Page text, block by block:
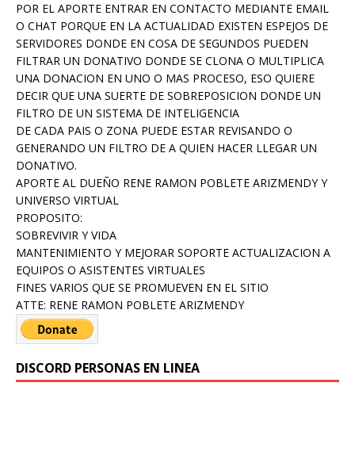
POR EL APORTE ENTRAR EN CONTACTO MEDIANTE EMAIL
O CHAT PORQUE EN LA ACTUALIDAD EXISTEN ESPEJOS DE
SERVIDORES DONDE EN COSA DE SEGUNDOS PUEDEN
FILTRAR UN DONATIVO DONDE SE CLONA O MULTIPLICA
UNA DONACION EN UNO O MAS PROCESO, ESO QUIERE
DECIR QUE UNA SUERTE DE SOBREPOSICION DONDE UN
FILTRO DE UN SISTEMA DE INTELIGENCIA
DE CADA PAIS O ZONA PUEDE ESTAR REVISANDO O
GENERANDO UN FILTRO DE A QUIEN HACER LLEGAR UN
DONATIVO.
APORTE AL DUEÑO RENE RAMON POBLETE ARIZMENDY Y
UNIVERSO VIRTUAL
PROPOSITO:
SOBREVIVIR Y VIDA
MANTENIMIENTO Y MEJORAR SOPORTE ACTUALIZACION A
EQUIPOS O ASISTENTES VIRTUALES
FINES VARIOS QUE SE PROMUEVEN EN EL SITIO
ATTE: RENE RAMON POBLETE ARIZMENDY
DISCORD PERSONAS EN LINEA